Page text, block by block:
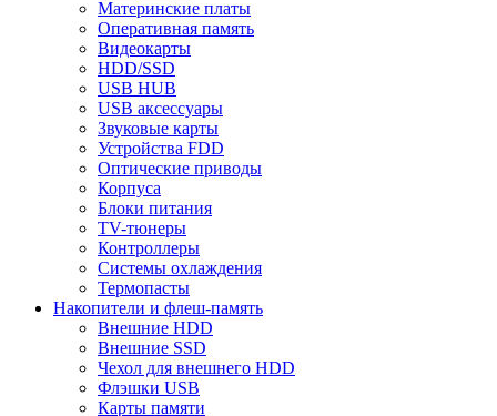
Материнские платы
Оперативная память
Видеокарты
HDD/SSD
USB HUB
USB аксессуары
Звуковые карты
Устройства FDD
Оптические приводы
Корпуса
Блоки питания
TV-тюнеры
Контроллеры
Системы охлаждения
Термопасты
Накопители и флеш-память
Внешние HDD
Внешние SSD
Чехол для внешнего HDD
Флэшки USB
Карты памяти